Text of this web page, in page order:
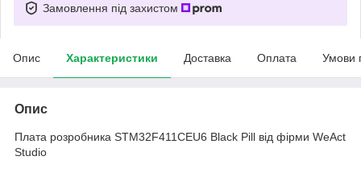
Замовлення під захистом
Опис Характеристики Доставка Оплата Умови
Опис
Плата розробника STM32F411CEU6 Black Pill від фірми WeAct
Studio